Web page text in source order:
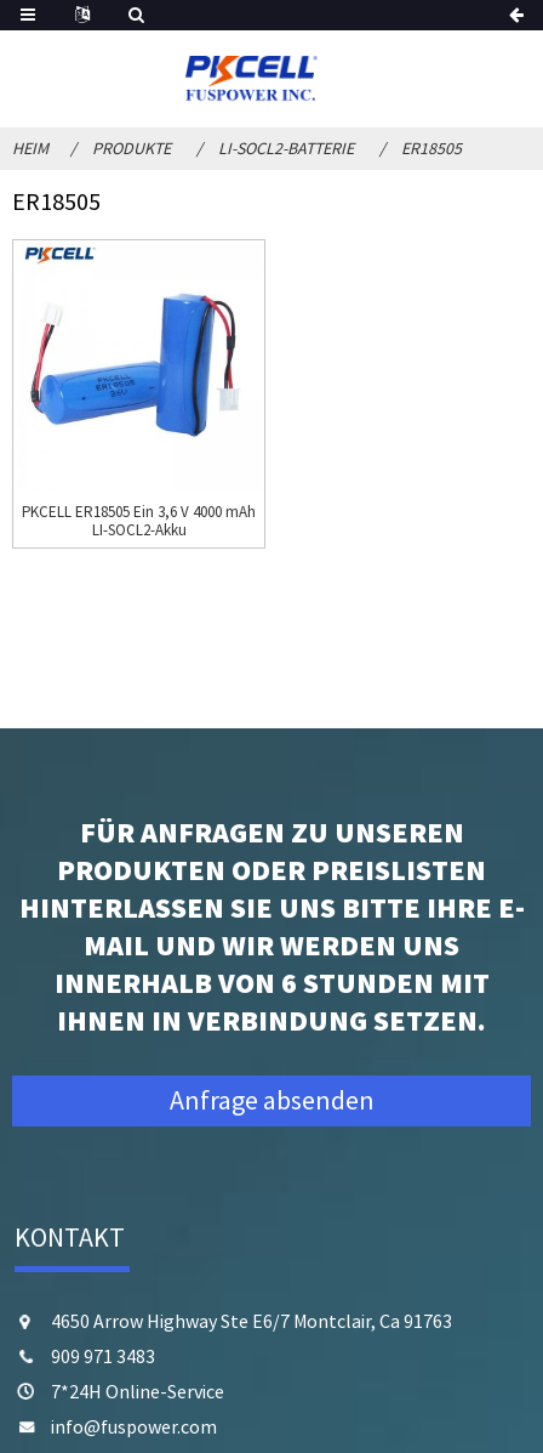
HEIM PRODUKTE LI-SOCL2-BATTERIE ER18505
ER18505
PKCELL ER18505 Ein 3,6 V 4000 mAh
LI-SOCL2-Akku
FÜR ANFRAGEN ZU UNSEREN
PRODUKTEN ODER PREISLISTEN
HINTERLASSEN SIE UNS BITTE IHRE E-
MAIL UND WIR WERDEN UNS
INNERHALB VON 6 STUNDEN MIT
IHNEN IN VERBINDUNG SETZEN.
Anfrage absenden
KONTAKT
4650 Arrow Highway Ste E6/7 Montclair, Ca 91763
909 971 3483
7*24H Online-Service
info@fuspower.com